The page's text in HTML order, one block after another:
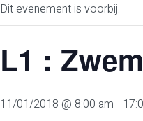
Dit evenement is voorbij.
L1 :
11/01/2018 @ 8:00 am -